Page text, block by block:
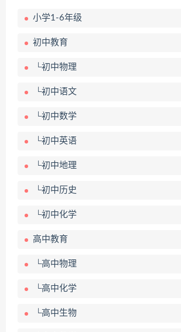
小学1-6年级
初中教育
└初中物理
└初中语文
└初中数学
└初中英语
└初中地理
└初中历史
└初中化学
高中教育
└高中物理
└高中化学
└高中生物